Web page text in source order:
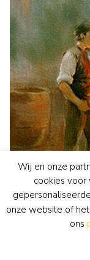
Herman Heijenbrock
•
Wij en onze
cookies voor
onze website of
ons